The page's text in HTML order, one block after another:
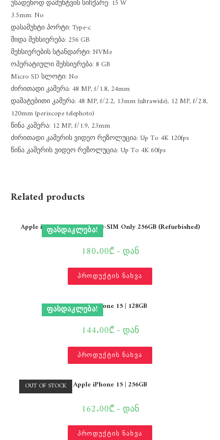
უსადენოდ დამუხტვის სიჩქარე: 15 W
3.5mm: No
დასამუხტი პორტი: Type-c
შიდა მეხსიერება: 256 GB
მეხსიერების სტანდარტი: NVMe
ოპერატიული მეხსიერება: 8 GB
Micro SD სლოტი: No
ძირითადი კამერა: 48 MP, f/1.8, 24mm
დამატებითი კამერა: 48 MP, f/2.2, 13mm (ultrawide), 12 MP, f/2.8,
120mm (periscope telephoto)
წინა კამერა: 12 MP, f/1.9, 23mm
ძირითადი კამერის ვიდეო რეზოლუცია: Up To 4K 120fps
წინა კამერის ვიდეო რეზოლუცია: Up To 4K 60fps
Related products
ᲤᲐᲡᲓᲐᲙᲚᲔᲑᲐ!
Apple iPhone 16 Pro Max e-SIM Only 256GB (Refurbished)
180.00₾ - დან
პროდუქტის ნახვა
ᲤᲐᲡᲓᲐᲙᲚᲔᲑᲐ!Apple iPhone 15 | 128GB
144.00₾ - დან
პროდუქტის ნახვა
OUT OF STOCK Apple iPhone 15 | 256GB
162.00₾ - დან
პროდუქტის ნახვა